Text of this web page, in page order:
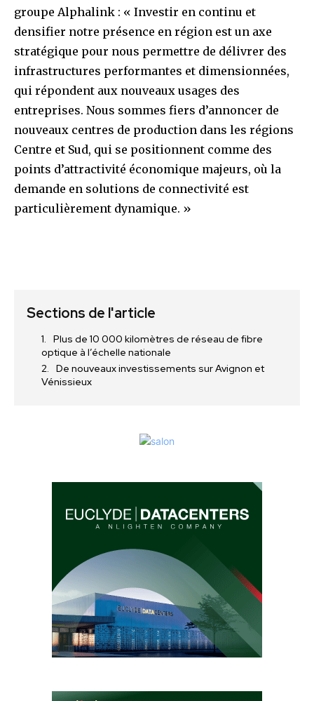
groupe Alphalink : « Investir en continu et
densifier notre présence en région est un axe
stratégique pour nous permettre de délivrer des
infrastructures performantes et dimensionnées,
qui répondent aux nouveaux usages des
entreprises. Nous sommes fiers d’annoncer de
nouveaux centres de production dans les régions
Centre et Sud, qui se positionnent comme des
points d’attractivité économique majeurs, où la
demande en solutions de connectivité est
particulièrement dynamique. »
Sections de l'article
Plus de 10 000 kilomètres de réseau de fibre
optique à l’échelle nationale
De nouveaux investissements sur Avignon et
Vénissieux